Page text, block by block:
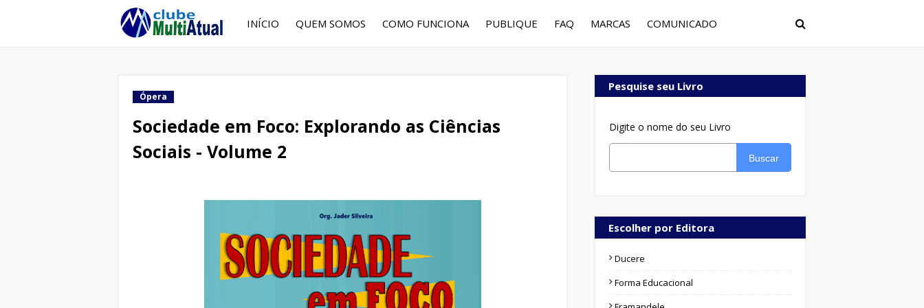
INÍCIO QUEM SOMOS COMO FUNCIONA PUBLIQUE FAQ MARCAS COMUNICADO
Ópera
Sociedade em Foco: Explorando as Ciências
Sociais - Volume 2
Pesquise seu Livro
Digite o nome do seu Livro
Buscar
Escolher por Editora
Ducere
Forma Educacional